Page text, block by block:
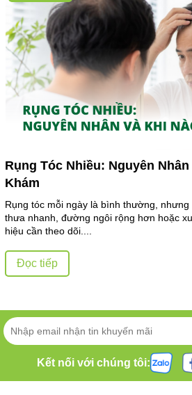
Rụng Tóc Nhiều: Nguyên
Khám
Rụng tóc mỗi ngày là bình thường, nhưng
thưa nhanh, đường ngôi rộng hơn hoặc
hiệu cần theo dõi....
Đọc tiếp
Kết nối với chúng tôi: